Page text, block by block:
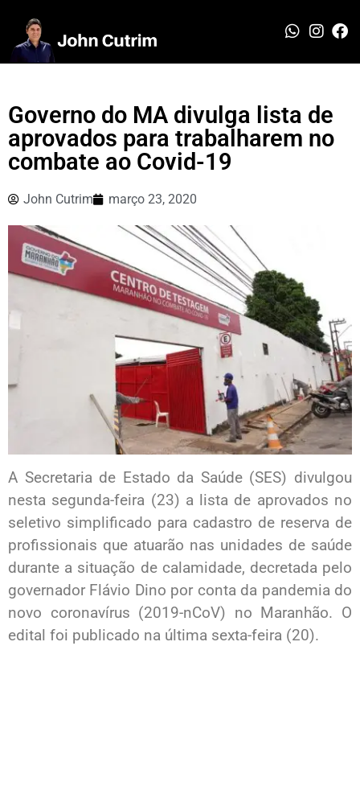
Governo do MA divulga lista de
aprovados para trabalharem no
combate ao Covid-19
John Cutrim março 23, 2020
A Secretaria de Estado da Saúde (SES) divulgou
nesta segunda-feira (23) a lista de aprovados no
seletivo simplificado para cadastro de reserva de
profissionais que atuarão nas unidades de saúde
durante a situação de calamidade, decretada pelo
governador Flávio Dino por conta da pandemia do
novo coronavírus (2019-nCoV) no Maranhão. O
edital foi publicado na última sexta-feira (20).